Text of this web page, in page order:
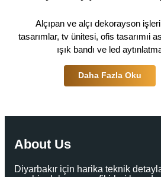
Alçıpan ve alçı dekorayson
tasarımlar, tv ünitesi, ofis tasarımıi
ışık bandı ve led
Daha Fazla Oku
About Us
Diyarbakır için harika teknik